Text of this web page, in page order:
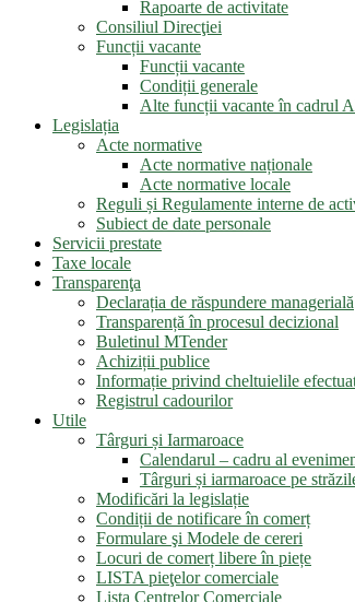
Rapoarte de activitate
Consiliul Direcţiei
Funcții vacante
Funcții vacante
Condiții generale
Alte funcții vacante în cadrul
Legislația
Acte normative
Acte normative naționale
Acte normative locale
Reguli și Regulamente interne de
Subiect de date personale
Servicii prestate
Taxe locale
Transparenţa
Declarația de răspundere managerială
Transparență în procesul decizional
Buletinul MTender
Achiziții publice
Informație privind cheltuielile
Registrul cadourilor
Utile
Târguri și Iarmaroace
Calendarul – cadru al
Târguri și iarmaroace pe
Modificări la legislație
Condiții de notificare în comerț
Formulare şi Modele de cereri
Locuri de comerț libere în piețe
LISTA pieţelor comerciale
Lista Centrelor Comerciale